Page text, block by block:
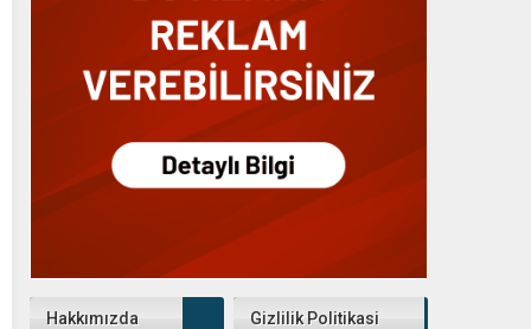
Hakkımızda Gizlilik Politikasi